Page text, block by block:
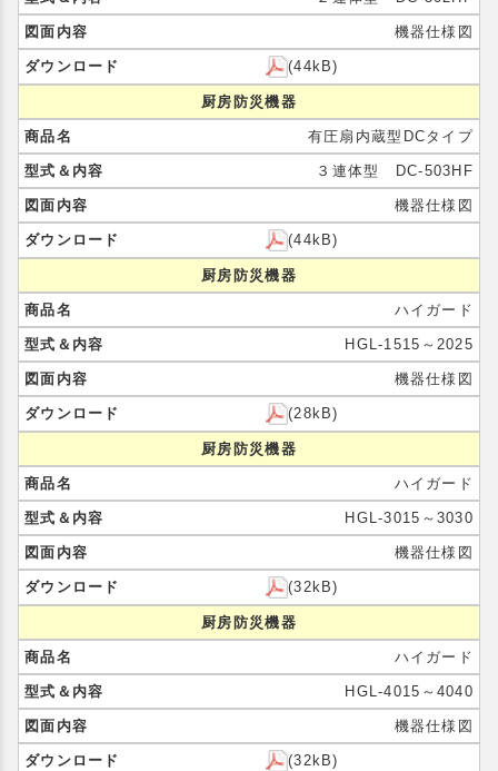
機器仕様図
(44kB)
厨房防災機器
有圧扇内蔵型DCタイプ
３連体型 DC-503HF
機器仕様図
(44kB)
厨房防災機器
ハイガード
HGL-1515～2025
機器仕様図
(28kB)
厨房防災機器
ハイガード
HGL-3015～3030
機器仕様図
(32kB)
厨房防災機器
ハイガード
HGL-4015～4040
機器仕様図
(32kB)